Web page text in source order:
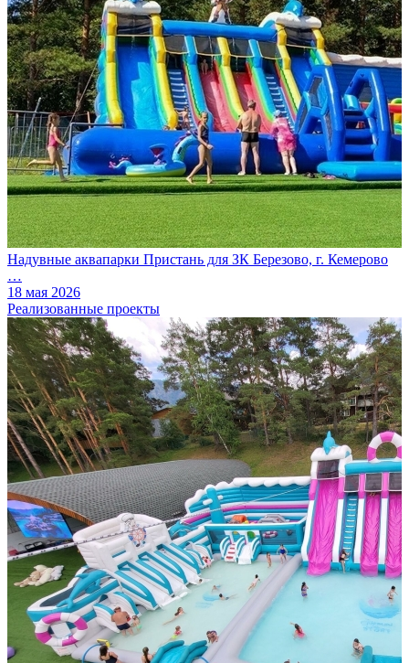
Надувные аквапарки Пристань для ЗК Березово, г. Кемерово
…
18 мая 2026
Реализованные проекты